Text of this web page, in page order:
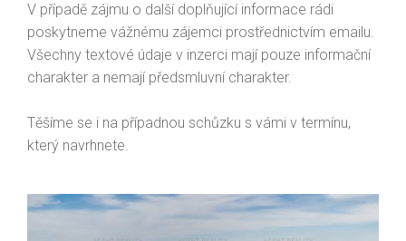
V případě zájmu o další doplňující informace rádi
poskytneme vážnému zájemci prostřednictvím emailu.
Všechny textové údaje v inzerci mají pouze informační
charakter a nemají předsmluvní charakter.
Těšíme se i na případnou schůzku s vámi v termínu,
který navrhnete.